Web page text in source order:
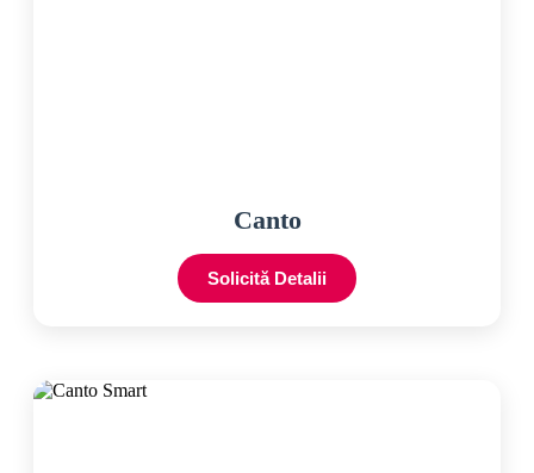
Canto
Solicită Detalii